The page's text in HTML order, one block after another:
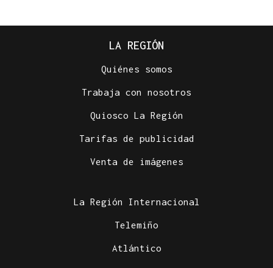
LA REGIÓN
Quiénes somos
Trabaja con nosotros
Quiosco La Región
Tarifas de publicidad
Venta de imágenes
La Región Internacional
Telemiño
Atlántico